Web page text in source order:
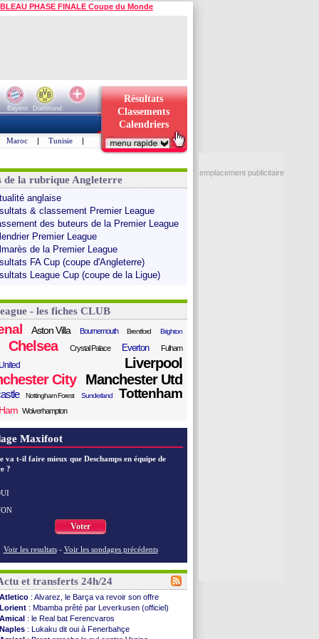
PHASE FINALE Coupe du Monde
Bayern
Dortmund
Résultats
Classements
Calendriers
Maroc | Tunisie |
de la rubrique Angleterre
anglaise
& classement Premier League
des buteurs de la Premier League
Premier League
de la Premier League
FA Cup (coupe d'Angleterre)
League Cup (coupe de la Ligue)
- les fiches CLUB
Aston Villa Bournemouth Brentford Brighton
Chelsea Crystal Palace Everton Fulham
Liverpool
City
Manchester Utd
Nottingham Forest Sunderland Tottenham
Wolverhampton
Maxifoot
va t-il faire mieux que Deschamps en équipe de
?
Voter
Voir les resultats - Voir les sondages précédents
et transferts 24h/24
Atletico : Alvarez, le Barça va revoir son offre
Lorient : Mbamba prêté par Leverkusen (officiel)
Amical : le Real bat Ferencvaros
Naples : Lukaku dit oui à Fenerbahçe
emplacement publicitaire